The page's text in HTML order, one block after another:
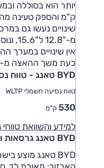
ק"מ והספק טעינה מהירה של 170 קילוואט - שיפור משמעותי בכל
שינויים נעשו גם
מ-"12.8 ל"15.6, ונוספה תצוגה עילית.
כעת משך ההאצה מ-0 ל-100 קמ"ש 4.9 שניות והמהירות המרבית היא 190 קמ"ש.
BYD טאנג - טווח נסיעה חשמלי
טווח נסיעה חשמלי WLTP
530 ק"מ
למידע והשוואת
BYD טאנג גרסאות ורמות גימור